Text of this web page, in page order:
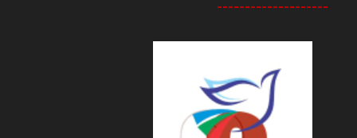
--------------------